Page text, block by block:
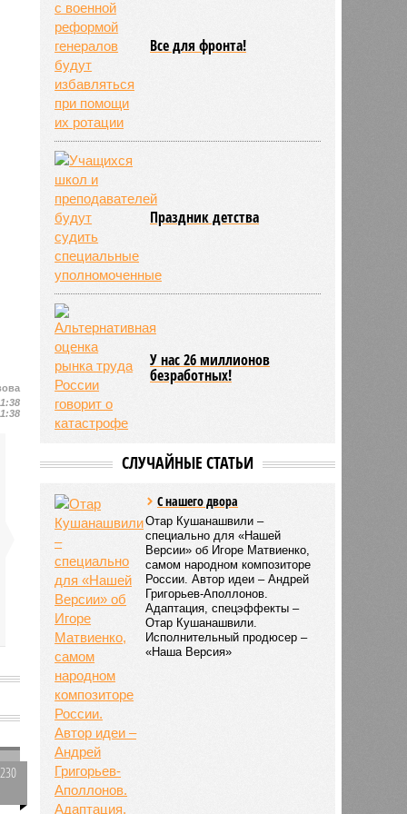
Все для фронта!
Праздник детства
У нас 26 миллионов
безработных!
СЛУЧАЙНЫЕ СТАТЬИ
С нашего двора
Отар Кушанашвили –
специально для «Нашей
Версии» об Игоре Матвиенко,
самом народном композиторе
России. Автор идеи – Андрей
Григорьев-Аполлонов.
Адаптация, спецэффекты –
Отар Кушанашвили.
Исполнительный продюсер –
«Наша Версия»